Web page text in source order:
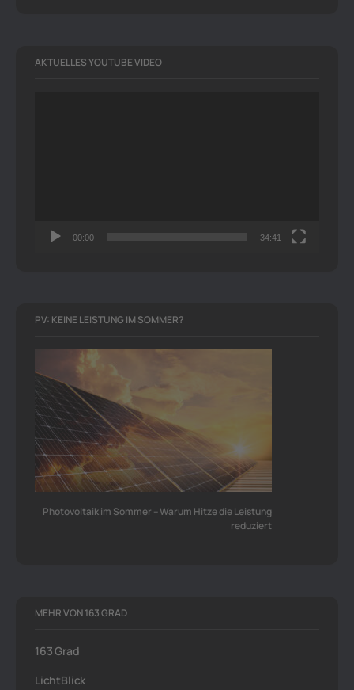
AKTUELLES YOUTUBE VIDEO
00:00 34:41
PV: KEINE LEISTUNG IM SOMMER?
Photovoltaik im Sommer – Warum Hitze die Leistung
reduziert
MEHR VON 163 GRAD
163 Grad
LichtBlick